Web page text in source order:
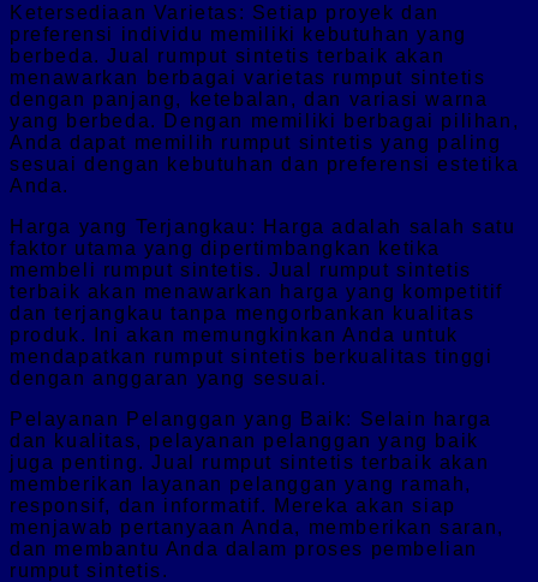
Ketersediaan Varietas: Setiap proyek dan
preferensi individu memiliki kebutuhan yang
berbeda. Jual rumput sintetis terbaik akan
menawarkan berbagai varietas rumput sintetis
dengan panjang, ketebalan, dan variasi warna
yang berbeda. Dengan memiliki berbagai pilihan,
Anda dapat memilih rumput sintetis yang paling
sesuai dengan kebutuhan dan preferensi estetika
Anda.
Harga yang Terjangkau: Harga adalah salah satu
faktor utama yang dipertimbangkan ketika
membeli rumput sintetis. Jual rumput sintetis
terbaik akan menawarkan harga yang kompetitif
dan terjangkau tanpa mengorbankan kualitas
produk. Ini akan memungkinkan Anda untuk
mendapatkan rumput sintetis berkualitas tinggi
dengan anggaran yang sesuai.
Pelayanan Pelanggan yang Baik: Selain harga
dan kualitas, pelayanan pelanggan yang baik
juga penting. Jual rumput sintetis terbaik akan
memberikan layanan pelanggan yang ramah,
responsif, dan informatif. Mereka akan siap
menjawab pertanyaan Anda, memberikan saran,
dan membantu Anda dalam proses pembelian
rumput sintetis.